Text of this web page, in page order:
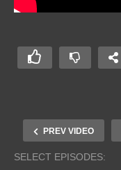
PREV VIDEO
SELECT EPISODES: